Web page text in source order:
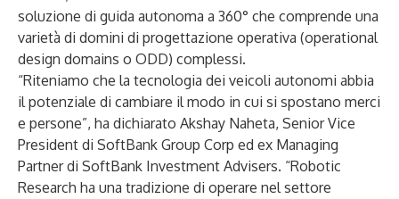
soluzione di guida autonoma a 360° che comprende una
varietà di domini di progettazione operativa (operational
design domains o ODD) complessi.
“Riteniamo che la tecnologia dei veicoli autonomi abbia
il potenziale di cambiare il modo in cui si spostano merci
e persone”, ha dichiarato Akshay Naheta, Senior Vice
President di SoftBank Group Corp ed ex Managing
Partner di SoftBank Investment Advisers. “Robotic
Research ha una tradizione di operare nel settore